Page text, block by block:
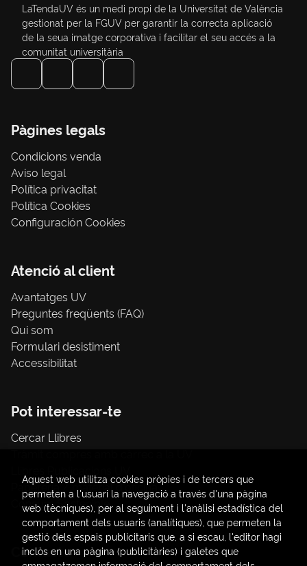
LaTendaUV és un medi propi de la Universitat de València
gestionat per la FGUV per garantir la correcta aplicació
de la seua imatge corporativa i facilitar el seu accés a la
comunitat universitària
Pàgines legals
Condicions venda
Aviso legal
Política privacitat
Política Cookies
Configuración Cookies
Atenció al client
Avantatges UV
Preguntes freqüents (FAQ)
Qui som
Formulari desistiment
Accessibilitat
Pot interessar-te
Cercar Llibres
Papereria / material d'oficina
Consum Sostenible
Contacte
Aquest web utilitza cookies pròpies i de tercers que
permeten a l'usuari la navegació a través d'una pàgina
web (tècniques), per al seguiment i l'anàlisi estadística del
comportament dels usuaris (analítiques), que permeten la
gestió dels espais publicitaris que, a si escau, l'editor hagi
inclòs en una pàgina (publicitàries) i galetes que